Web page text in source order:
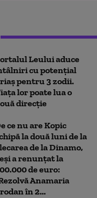
Leului aduce
cu potențial
pentru 3 zodii.
lor poate lua o
direcție
ce nu are Kopic
la două luni de la
de la Dinamo,
a renunțat la
de euro:
Anamaria
în 2...